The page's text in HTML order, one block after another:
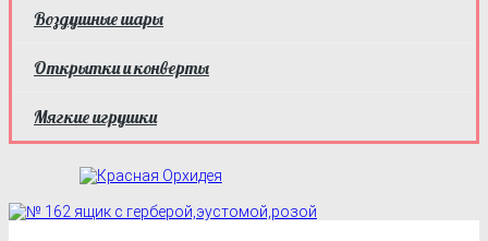
Воздушные шары
Открытки и конверты
Мягкие игрушки